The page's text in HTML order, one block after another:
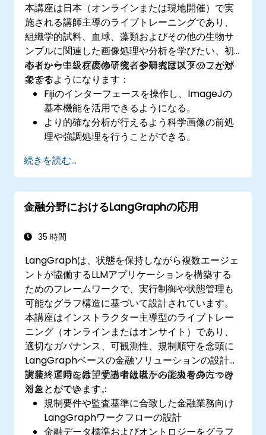
本講座は日本（オンラインまたは現地開催）で実
施される講師主導のライブトレーニングであり、
組織学的試料、血球、藻類およびその他の生物サ
ンプルに関連した画像処理や分析を学びたい、初
心者から中級程度の研究者や研究室スタッフが対
象です。
本トレーニングの修了後、参加者は以下のことが
できるようになります：
Fijiのインターフェースを操作し、ImageJの
基本機能を活用できるようになる。
より的確な分析が行えるよう科学画像の前処
理や強調処理を行うことができる。
定量的解析が可能になる。
マクロ機能やプラグインを用いて反復的な作
業を自動化できるようになる。
生物学研究における特定の画像分析ニーズに
続きを読む...
金融分野におけるLangGraphの応用
35 時間
LangGraphは、状態を保持しながら複数エージェ
ントが協働するLLMアプリケーションを構築する
ためのフレームワークで、実行制御や状態管理も
可能なグラフ構造に基づいて設計されています。
本講座はインストラクター主導型のライブトレー
ニング（オンラインまたはオンサイト）であり、
適切なガバナンス、可観測性、規制順守を念頭に
LangGraphベースの金融ソリューションの設計・
実装・運用を希望する中級者から上級者の方々を
対象としています。
講座終了時には、受講者は以下の能力を身につけ
ることができます：
規制要件や監査基準に合致した金融業務向け
LangGraphワークフローの設計
金融データ標準およびオントロジーをグラフ